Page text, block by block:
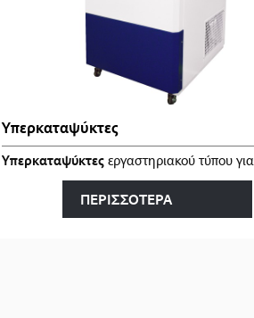
καθαρισμό �…
Υπερκαταψύκτες
Υπερκαταψύκτεςεργαστηριακού τύπου για
ΠΕΡΙΣΣΟΤΕΡΑ